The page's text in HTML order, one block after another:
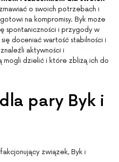
o swoich potrzebach i
na kompromisy. Byk może
spontaniczności i przygody w
doceniać wartość stabilności i
aktywności i
mogli dzielić i które zbliżą ich do
pary Byk i
związek, Byk i